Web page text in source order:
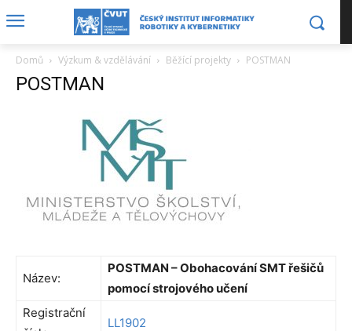
Domů Výzkum & vzdělávání Běžící projekty POSTMAN
POSTMAN
Název:
POSTMAN – Obohacování SMT řešičů
pomocí strojového učení
Registrační
LL1902